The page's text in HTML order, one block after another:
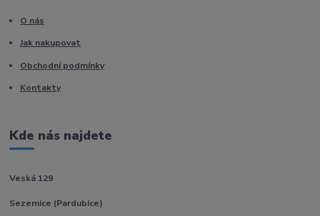
O nás
Jak nakupovat
Obchodní podmínky
Kontakty
Kde nás najdete
Veská 129
Sezemice (Pardubice)